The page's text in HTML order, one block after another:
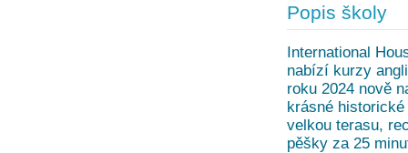
Popis školy
International
nabízí kurzy
roku 2024 nově
krásné
velkou terasu,
pěšky za 25